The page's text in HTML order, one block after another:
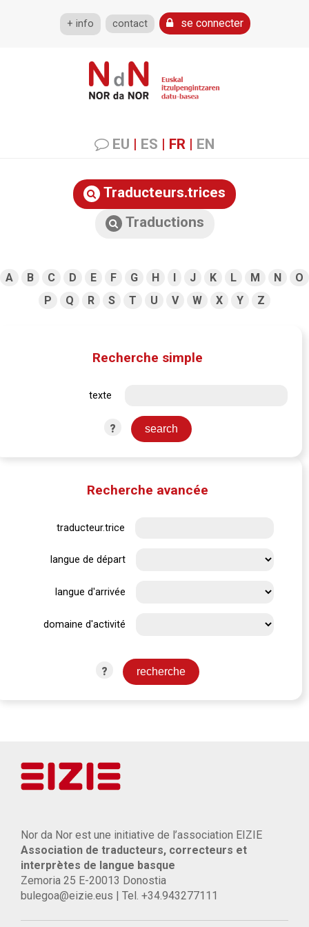
+ info contact se connecter
EU | ES | FR | EN
Traducteurs.trices
Traductions
A B C D E F G H I J K L M N
O
P
Q R S T U V W X Y Z
Recherche simple
texte
?
Recherche avancée
traducteur.trice
langue de départ
langue d'arrivée
domaine d'activité
?
Nor da Nor est une initiative de l’association EIZIE
Association de traducteurs, correcteurs et
interprètes de langue basque
Zemoria 25 E-20013 Donostia
bulegoa@eizie.eus | Tel. +34.943277111